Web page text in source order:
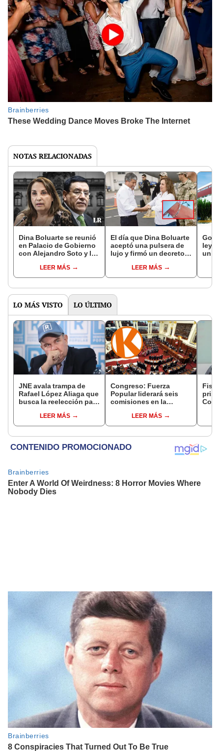
NOTAS RELACIONADAS
Dina Boluarte se reunió
en Palacio de Gobierno
con Alejandro Soto y la
CongresoLEER MÁS
El día que Dina Boluarte
aceptó una pulsera de
lujo y firmó un decreto
OscorimaLEER MÁS
ley
LO MÁS VISTO LO ÚLTIMO
JNE avala trampa de
Rafael López Aliaga que
busca la reelección para
LEER MÁS
Congreso: Fuerza
Popular liderará seis
comisiones en la
LEER MÁS